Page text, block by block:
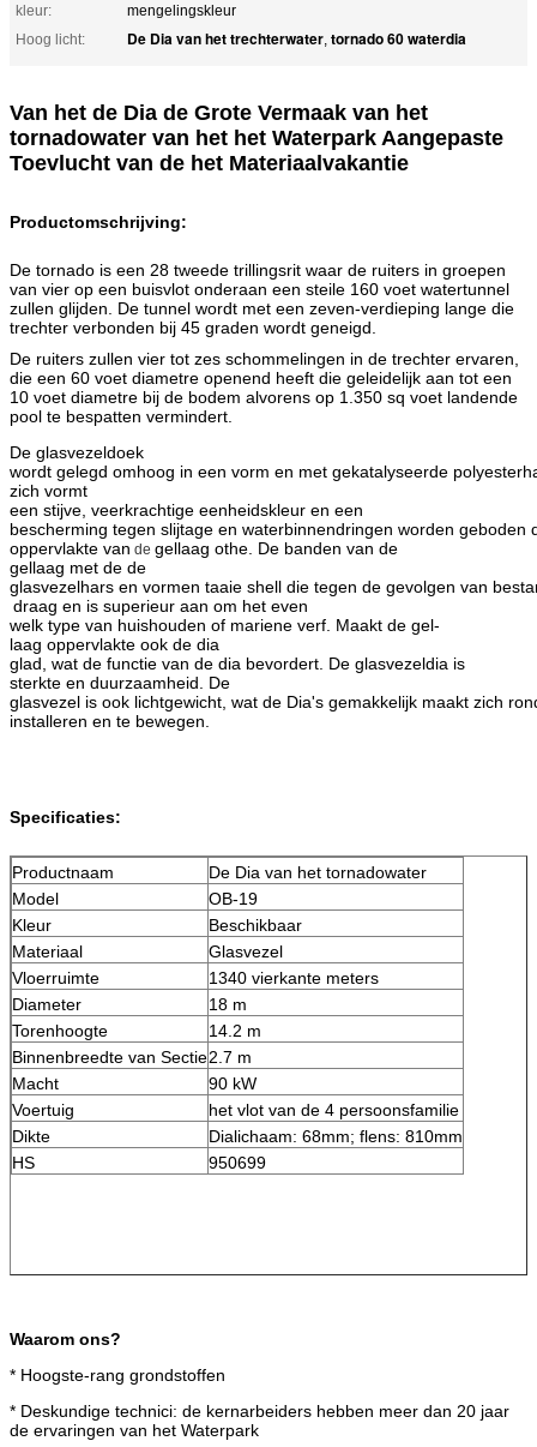
kleur:
mengelingskleur
Hoog licht:
De Dia van het trechterwater, tornado 60 waterdia
Van het de Dia de Grote Vermaak van het
tornadowater van het het Waterpark Aangepaste
Toevlucht van de het Materiaalvakantie
Productomschrijving:
De tornado is een 28 tweede trillingsrit waar de ruiters in groepen
van vier op een buisvlot onderaan een steile 160 voet watertunnel
zullen glijden. De tunnel wordt met een zeven-verdieping lange die
trechter verbonden bij 45 graden wordt geneigd.
De ruiters zullen vier tot zes schommelingen in de trechter ervaren,
die een 60 voet diametre openend heeft die geleidelijk aan tot een
10 voet diametre bij de bodem alvorens op 1.350 sq voet landende
pool te bespatten vermindert.
De glasvezeldoek
wordt gelegd omhoog in een vorm en met gekatalyseerde
zich vormt
een stijve, veerkrachtige eenheidskleur en een
bescherming tegen slijtage en waterbinnendringen worden geboden
oppervlakte van de gellaag othe. De banden van de
gellaag met de de
glasvezelhars en vormen taaie shell die tegen de gevolgen van
draag en is superieur aan om het even
welk type van huishouden of mariene verf. Maakt de gel-
laag oppervlakte ook de dia
glad, wat de functie van de dia bevordert. De glasvezeldia is
sterkte en duurzaamheid. De
glasvezel is ook lichtgewicht, wat de Dia's gemakkelijk maakt zich
installeren en te bewegen.
Specificaties:
Productnaam
De Dia van het tornadowater
Model
OB-19
Kleur
Beschikbaar
Materiaal
Glasvezel
Vloerruimte
1340 vierkante meters
Diameter
18 m
Torenhoogte
14.2 m
Binnenbreedte van Sectie2.7 m
Macht
90 kW
Voertuig
het vlot van de 4 persoonsfamilie
Dikte
Dialichaam: 68mm; flens: 810mm
HS
950699
Waarom ons?
* Hoogste-rang grondstoffen
* Deskundige technici: de kernarbeiders hebben meer dan 20 jaar
de ervaringen van het Waterpark